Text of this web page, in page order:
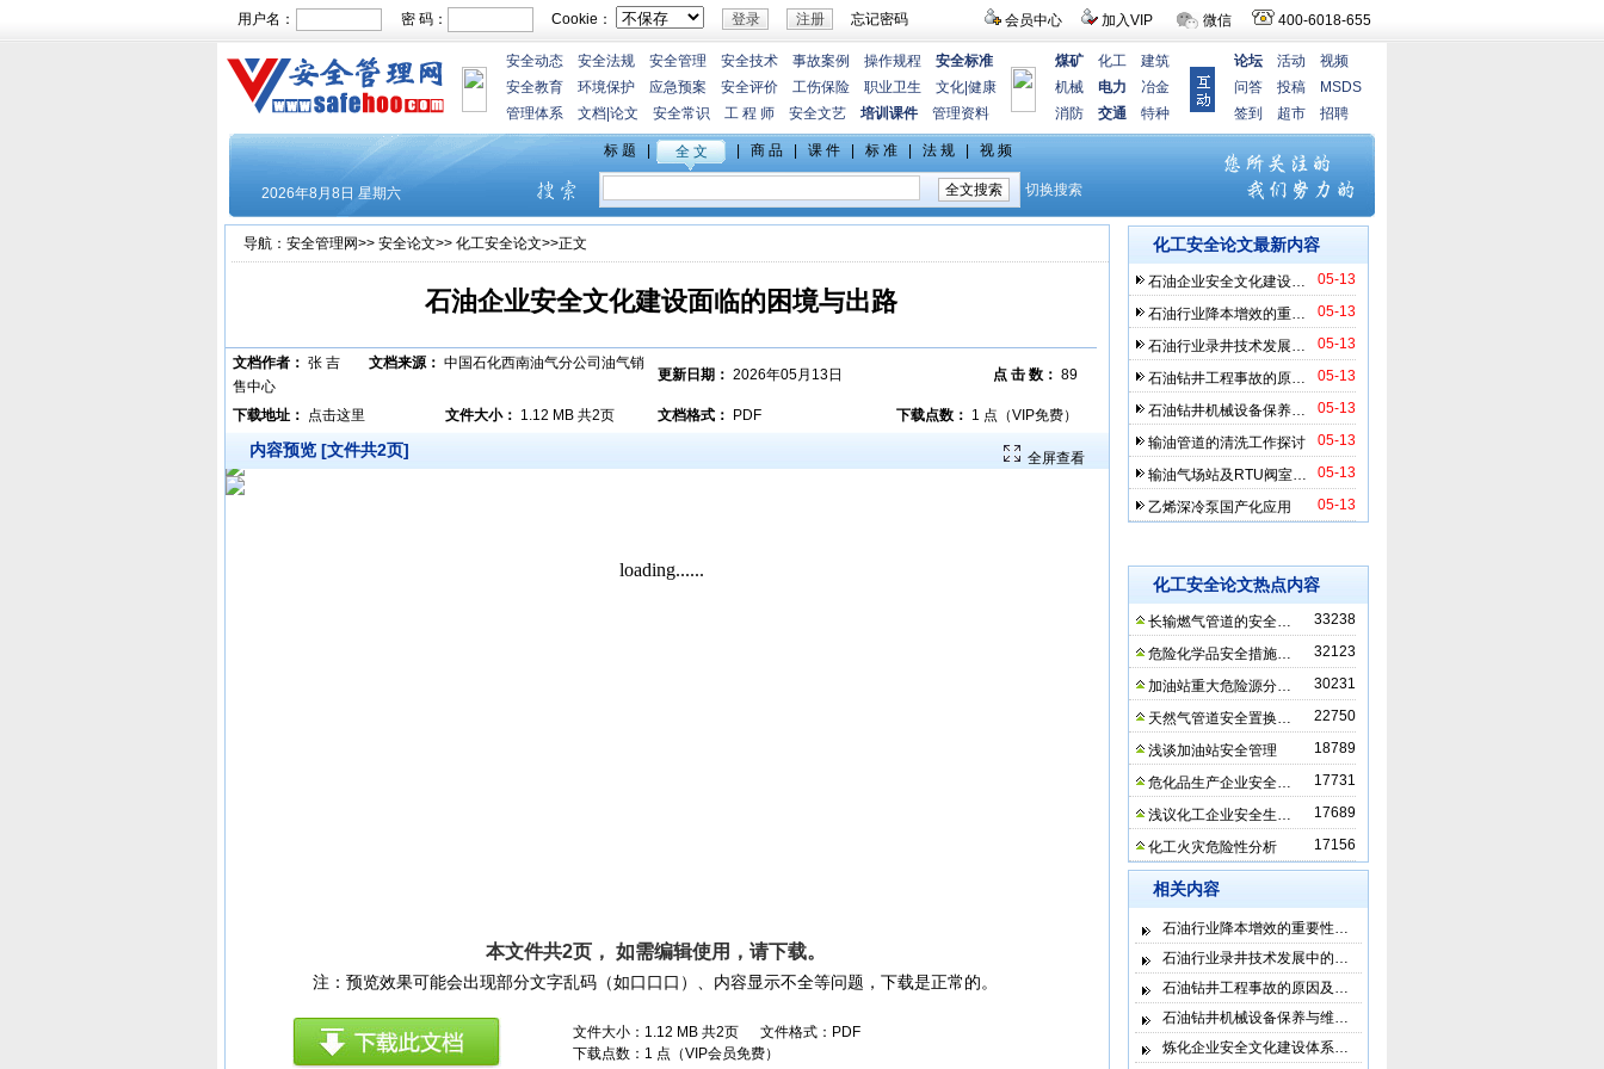
会员中心 加入VIP 微信 400-6018-655
用户名： 密 码： Cookie： 忘记密码
安全动态 安全法规 安全管理 安全技术 事故案例 操作规程
安全标准
安全教育
环境保护 应急预案 安全评价 工伤保险 职业卫生 文化 健康
管理体系
文档 论文 安全常识 工 程 师 安全文艺 培训课件 管理资料
煤矿 化工
建筑
机械
电力
冶金
消防
交通 特种
论坛 活动
视频
问答
投稿
MSDS
签到
超市 招聘
导航： 安全管理网>> 安全论文>> 化工安全论文>>正文
石油企业安全文化建设面临的困境与出路
文档作者： 张 吉 文档来源： 中国石化西南油气分公司油气销
售中心
更新日期： 2026年05月13日 点 击 数： 89
下载地址： 点击这里 文件大小： 1.12 MB 共2页 文档格式： PDF 下载点数： 1 点（VIP免费）
全屏查看
内容预览 [文件共2页]
本文件共2页， 如需编辑使用，请下载。
注：预览效果可能会出现部分文字乱码（如口口口）、内容显示不全等问题，下载是正常的。
文件大小：1.12 MB 共2页 文件格式：PDF
下载点数：1 点（VIP会员免费）
化工安全论文最新内容
05-13
石油企业安全文化建设…
05-13
石油行业降本增效的重…
05-13
石油行业录井技术发展…
05-13
石油钻井工程事故的原…
05-13
石油钻井机械设备保养…
05-13
输油管道的清洗工作探讨
05-13
输油气场站及RTU阀室…
05-13
乙烯深冷泵国产化应用
化工安全论文热点内容
33238
长输燃气管道的安全…
32123
危险化学品安全措施…
30231
加油站重大危险源分…
22750
天然气管道安全置换…
18789
浅谈加油站安全管理
17731
危化品生产企业安全…
17689
浅议化工企业安全生…
17156
化工火灾危险性分析
相关内容
石油行业降本增效的重要性…
石油行业录井技术发展中的…
石油钻井工程事故的原因及…
石油钻井机械设备保养与维…
炼化企业安全文化建设体系…